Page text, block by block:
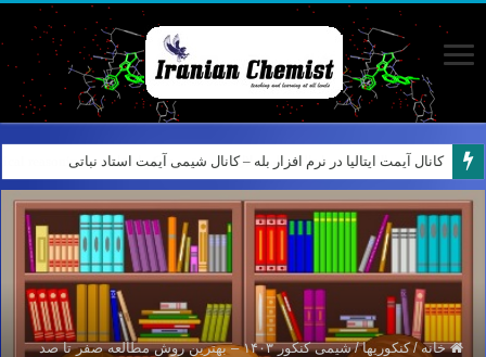
کانال آیمت ایتالیا در نرم افزار بله – کانال شیمی آیمت استاد نباتی
خانه / کنکوریها /
شیمی کنکور ۱۴۰۳ – بهترین روش مطالعه صفر تا صد